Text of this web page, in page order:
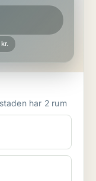
att hyra på Södermalm Bostaden har 2 rum